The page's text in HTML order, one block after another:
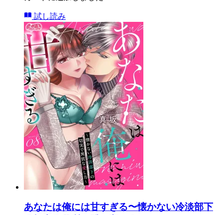
試し読み
あなたは俺には甘すぎる〜懐かない冷淡部下